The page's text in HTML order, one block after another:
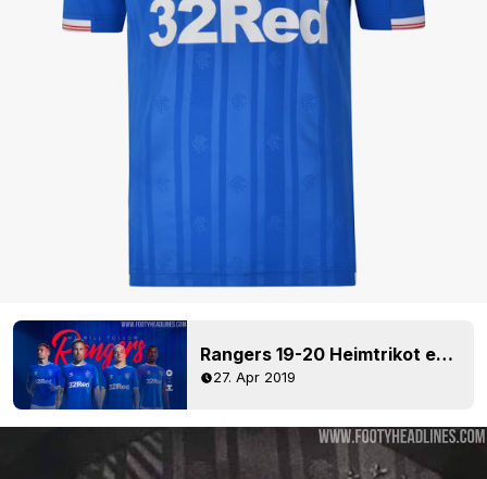
Rangers 19-20 Heimtrikot enthüllt
27. Apr 2019